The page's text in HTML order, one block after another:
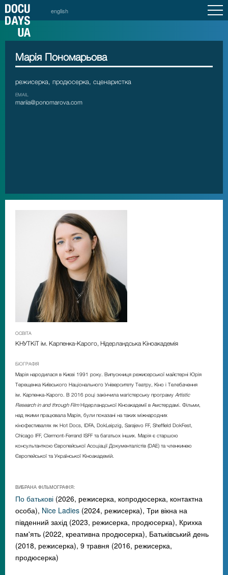
english
Марія Пономарьова
режисерка, продюсерка, сценаристка
EMAIL
mariia@ponomarova.com
ОСВІТА
КНУТКіТ ім. Карпенка-Карого, Нідерландська Кіноакадемія
БІОГРАФІЯ
Марія народилася в Києві 1991 року. Випускниця режисерської майстерні Юрія
Терещенка Київського Національного Університету Театру, Кіно і Телебачення
ім. Карпенка-Карого. В 2016 році закінчила магістерську програму Artistic
Research in and through FilmНідерландської Кіноакадемії в Амстердамі. Фільми,
над якими працювала Марія, були показані на таких міжнародних
кінофестивалях як Hot Docs, IDFA, DokLeipzig, Sarajevo FF, Sheffield DokFest,
Chicago IFF, Clermont-Ferrand ISFF та багатьох інших. Марія є старшою
консультанткою Європейської Асоціації Документалістів (DAE) та членкинею
Європейської та Української Кіноакадемій.
ВИБРАНА ФІЛЬМОГРАФІЯ:
По батькові (2026, режисерка, копродюсерка, контактна
особа), Nice Ladies (2024, режисерка), Три вікна на
південний захід (2023, режисерка, продюсерка), Крихка
пам'ять (2022, креативна продюсерка), Батьківський день
(2018, режисерка), 9 травня (2016, режисерка,
продюсерка)